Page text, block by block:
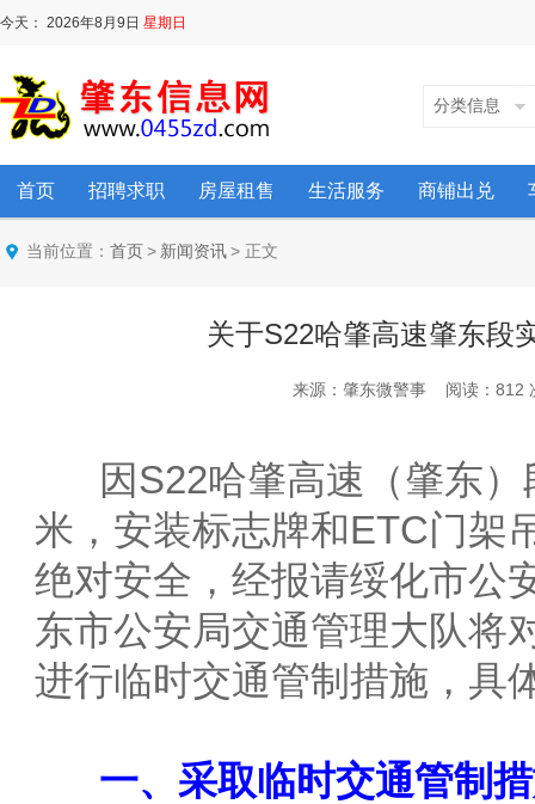
今天： 2026年8月9日 星期日
分类信息
首页 招聘求职 房屋租售 生活服务 商铺出兑
当前位置： 首页 > 新闻资讯 > 正文
关于S22哈肇高速肇东段
来源：肇东微警事 阅读：812
因S22哈肇高速（肇东）
米，安装标志牌和ETC门架
绝对安全，经报请绥化市公
东市公安局交通管理大队将
进行临时交通管制措施，具
一、采取临时交通管制措